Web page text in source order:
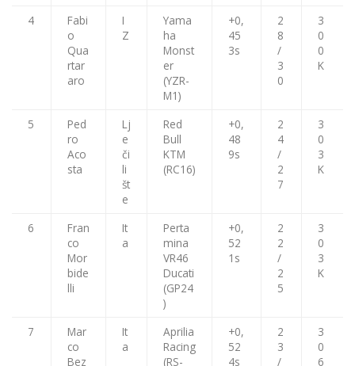
4
Fabi
o
Qua
rtar
aro
I
Z
Yama
ha
Monst
er
(YZR-
M1)
+0,
45
3s
2
8
/
3
0
3
0
0
K
5
Ped
ro
Aco
sta
Lj
e
či
li
št
e
Red
Bull
KTM
(RC16)
+0,
48
9s
2
4
/
2
7
3
0
3
K
6
Fran
co
Mor
bide
lli
It
a
Perta
mina
VR46
Ducati
(GP24
)
+0,
52
1s
2
2
/
2
5
3
0
3
K
7
Mar
co
Bez
It
a
Aprilia
Racing
(RS-
+0,
52
4s
2
3
/
3
0
6